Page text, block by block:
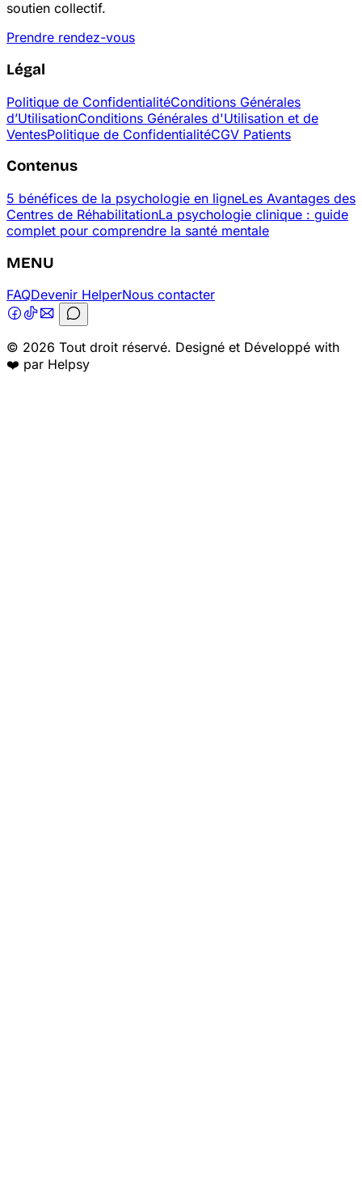
soutien collectif.
Prendre rendez-vous
Légal
Politique de ConfidentialitéConditions Générales
d’UtilisationConditions Générales d'Utilisation et de
VentesPolitique de ConfidentialitéCGV Patients
Contenus
5 bénéfices de la psychologie en ligneLes Avantages des
Centres de RéhabilitationLa psychologie clinique : guide
complet pour comprendre la santé mentale
MENU
FAQDevenir HelperNous contacter
© 2026 Tout droit réservé. Designé et Développé with
❤️ par Helpsy